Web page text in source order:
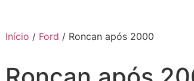
Início / Ford / Roncan após 2000